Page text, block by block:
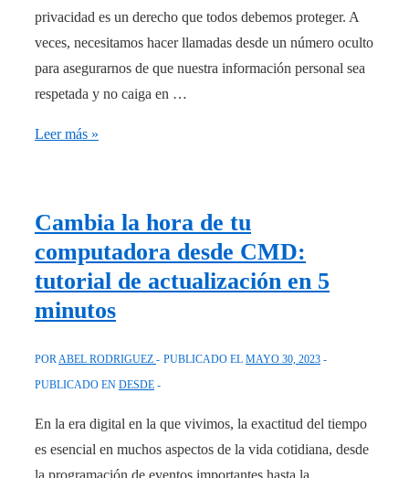
tus
amigos
y
usa
datos
nueva
forma!
privacidad es un derecho que todos debemos proteger. A
veces, necesitamos hacer llamadas desde un número oculto
para asegurarnos de que nuestra información personal sea
respetada y no caiga en …
Descubre
desde
un
teléfono
fijo
3
pasos
Leer más »
Cambia la hora de tu
computadora desde CMD:
tutorial de actualización en 5
minutos
PORABEL RODRIGUEZ PUBLICADO EL MAYO 30, 2023
PUBLICADO EN DESDE
En la era digital en la que vivimos, la exactitud del tiempo
es esencial en muchos aspectos de la vida cotidiana, desde
la programación de eventos importantes hasta la